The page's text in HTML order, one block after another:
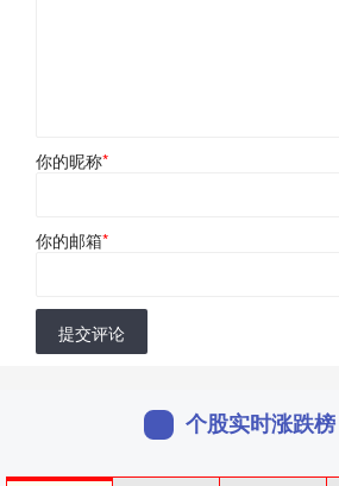
你的昵称*
你的邮箱*
提交评论
个股实时涨跌榜